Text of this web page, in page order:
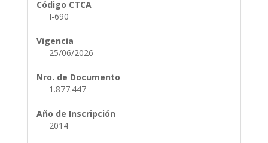
Código CTCA
I-690
Vigencia
25/06/2026
Nro. de Documento
1.877.447
Año de Inscripción
2014